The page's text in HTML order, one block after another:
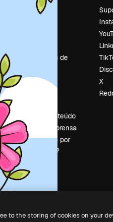
Preços
Tendências de
Blog
Vender conteúdo
Sala de imprensa
Procurando por
magnific.ai?
X
to the storing of cookies on your